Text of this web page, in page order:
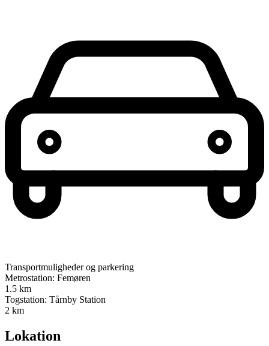
Transportmuligheder og parkering
Metrostation: Femøren
1.5 km
Togstation: Tårnby Station
2 km
Lokation